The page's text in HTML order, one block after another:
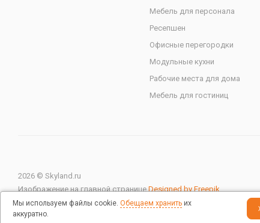
Мебель для персонала
Ресепшен
Офисные перегородки
Модульные кухни
Рабочие места для дома
Мебель для гостиниц
2026 © Skyland.ru
Изображение на главной страницеDesigned by Freepik
Мы используем файлы cookie. Обещаем хранить их
аккуратно.